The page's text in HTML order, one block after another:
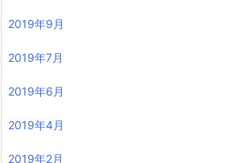
2019年9月
2019年7月
2019年6月
2019年4月
2019年2月